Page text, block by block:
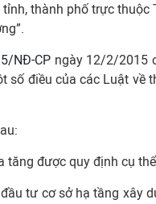
thành phố trực
NĐ-CPngày 12/2/2015
điều của các Luật về
tăng được quy định cụ
tư cơ sở hạ tầng xây